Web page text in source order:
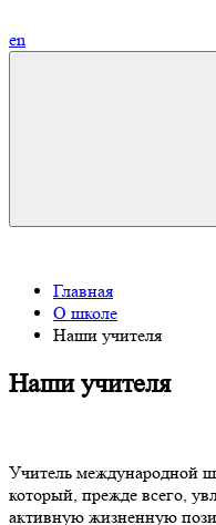
en
Главная
О школе
Наши учителя
Наши учителя
Учитель международной
который, прежде всего,
активную жизненную